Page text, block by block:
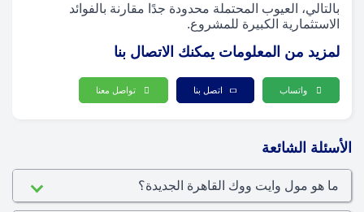
بالتالي، العيوب المحتملة محدودة جدًا مقارنة بالفوائد
الاستثمارية الكبيرة للمشروع.
لمزيد من المعلومات يمكنك الاتصال بنا
واتساب اتصل بنا تواصل معنا
الأسئلة الشائعة
ما هو مول وايت ووك القاهرة الجديدة؟